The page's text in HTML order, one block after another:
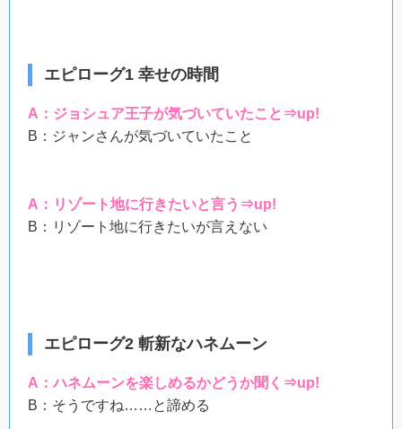
エピローグ1 幸せの時間
A：ジョシュア王子が気づいていたこと⇒up!
B：ジャンさんが気づいていたこと
A：リゾート地に行きたいと言う⇒up!
B：リゾート地に行きたいが言えない
エピローグ2 斬新なハネムーン
A：ハネムーンを楽しめるかどうか聞く⇒up!
B：そうですね……と諦める